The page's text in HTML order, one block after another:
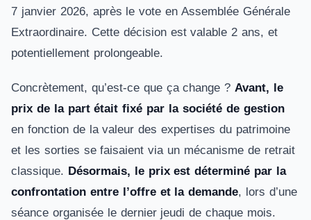
7 janvier 2026, après le vote en Assemblée Générale
Extraordinaire. Cette décision est valable 2 ans, et
potentiellement prolongeable.
Concrètement, qu’est-ce que ça change ?Avant, le
prix de la part était fixé par la société de gestion
en fonction de la valeur des expertises du patrimoine
et les sorties se faisaient via un mécanisme de retrait
classique. Désormais, le prix est déterminé par la
confrontation entre l’offre et la demande, lors d’une
séance organisée le dernier jeudi de chaque mois.